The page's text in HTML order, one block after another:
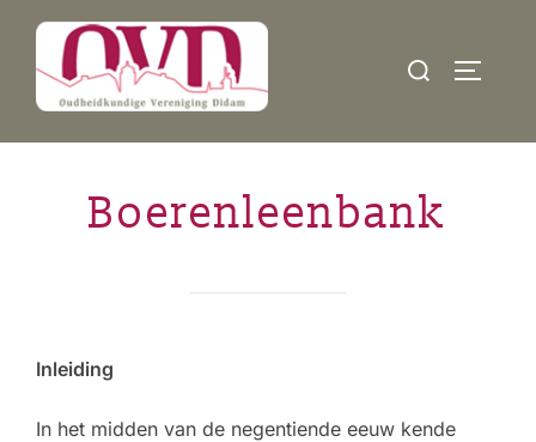
inhoud
Zoek
Boerenleenbank
Inleiding
In het midden van de negentiende eeuw kende